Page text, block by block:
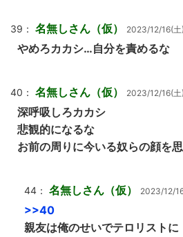
39： 名無しさん（仮） 2023/12/16(
やめろカカシ…自分を責めるな
40： 名無しさん（仮） 2023/12/16(
深呼吸しろカカシ
悲観的になるな
お前の周りに今いる奴らの顔を
44： 名無しさん（仮） 2023/12/
>>40
親友は俺のせいでテロリストに